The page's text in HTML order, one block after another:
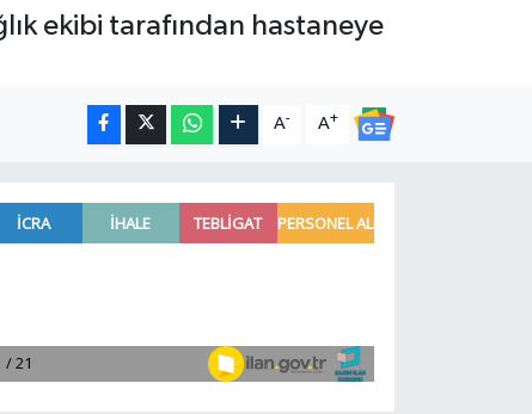
ekibi tarafından hastaneye
A- A+